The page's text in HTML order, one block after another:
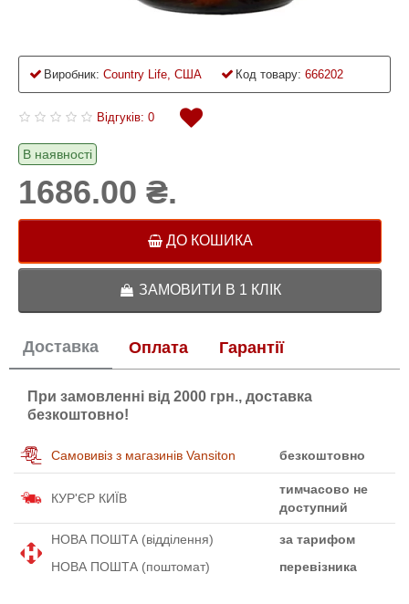
Виробник: Country Life, США Код товару: 666202
Відгуків: 0
В наявності
1686.00 ₴.
ДО КОШИКА
ЗАМОВИТИ В 1 КЛІК
Доставка Оплата Гарантії
При замовленні від 2000 грн., доставка
безкоштовно!
Самовивіз з магазинів Vansiton безкоштовно
КУР'ЄР КИЇВ
тимчасово не
доступний
НОВА ПОШТА (відділення)
за тарифом
НОВА ПОШТА (поштомат)
перевізника